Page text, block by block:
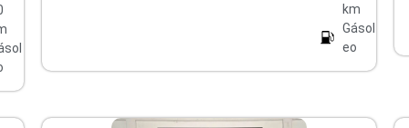
km
Gásol
eo